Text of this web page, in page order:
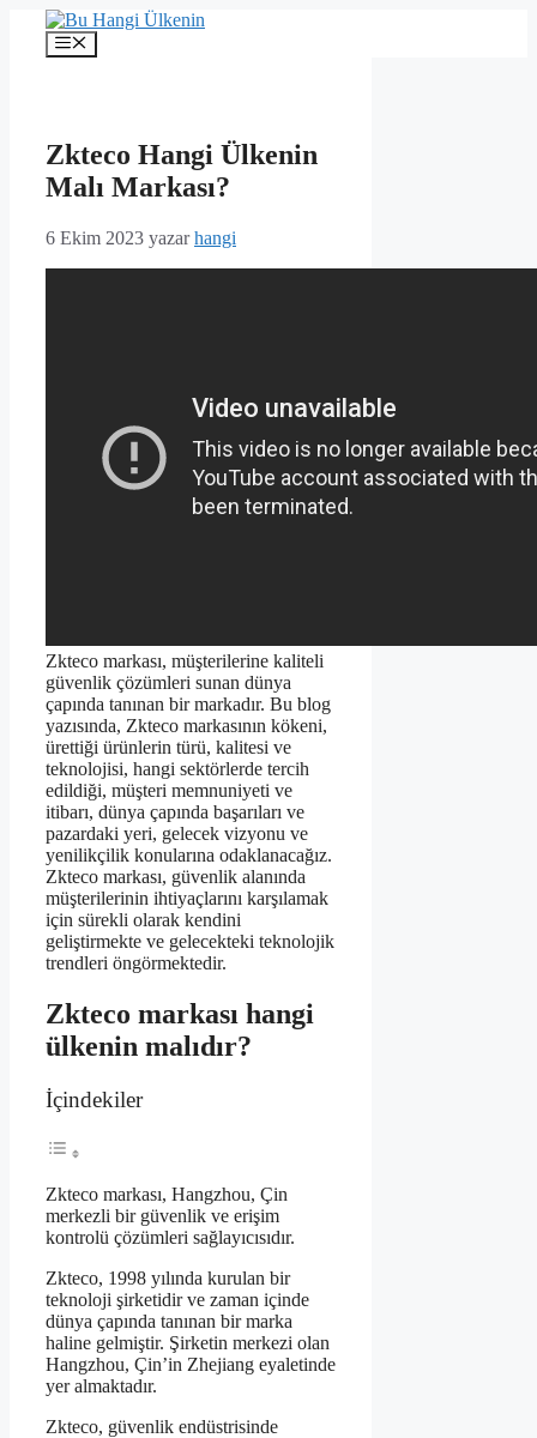
İçeriğe
Menü
Zkteco Hangi Ülkenin
Malı Markası?
6 Ekim 2023 yazarhangi
Zkteco markası, müşterilerine kaliteli
güvenlik çözümleri sunan dünya
çapında tanınan bir markadır. Bu blog
yazısında, Zkteco markasının kökeni,
ürettiği ürünlerin türü, kalitesi ve
teknolojisi, hangi sektörlerde tercih
edildiği, müşteri memnuniyeti ve
itibarı, dünya çapında başarıları ve
pazardaki yeri, gelecek vizyonu ve
yenilikçilik konularına odaklanacağız.
Zkteco markası, güvenlik alanında
müşterilerinin ihtiyaçlarını karşılamak
için sürekli olarak kendini
geliştirmekte ve gelecekteki teknolojik
trendleri öngörmektedir.
Zkteco markası hangi
ülkenin malıdır?
İçindekiler
Zkteco markası, Hangzhou, Çin
merkezli bir güvenlik ve erişim
kontrolü çözümleri sağlayıcısıdır.
Zkteco, 1998 yılında kurulan bir
teknoloji şirketidir ve zaman içinde
dünya çapında tanınan bir marka
haline gelmiştir. Şirketin merkezi olan
Hangzhou, Çin’in Zhejiang eyaletinde
yer almaktadır.
Zkteco, güvenlik endüstrisinde